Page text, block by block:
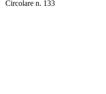
Circolare n. 133